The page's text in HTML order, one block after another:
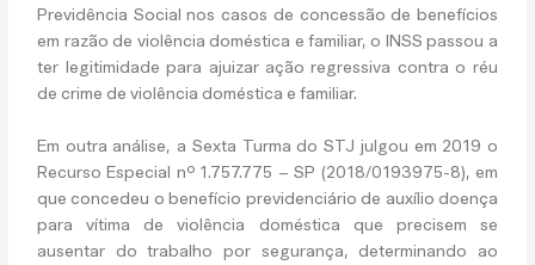
Previdência Social nos casos de concessão de benefícios
em razão de violência doméstica e familiar, o INSS passou a
ter legitimidade para ajuizar ação regressiva contra o réu
de crime de violência doméstica e familiar.
Em outra análise, a Sexta Turma do STJ julgou em 2019 o
Recurso Especial nº 1.757.775 – SP (2018/0193975-8), em
que concedeu o benefício previdenciário de auxílio doença
para vítima de violência doméstica que precisem se
ausentar do trabalho por segurança, determinando ao